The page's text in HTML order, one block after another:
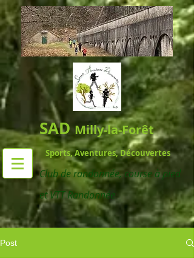
SAD Milly-la-Forêt
Sports, Aventures, Découvertes
Club de randonnée, course à pied
et VTT Randonnée
Post